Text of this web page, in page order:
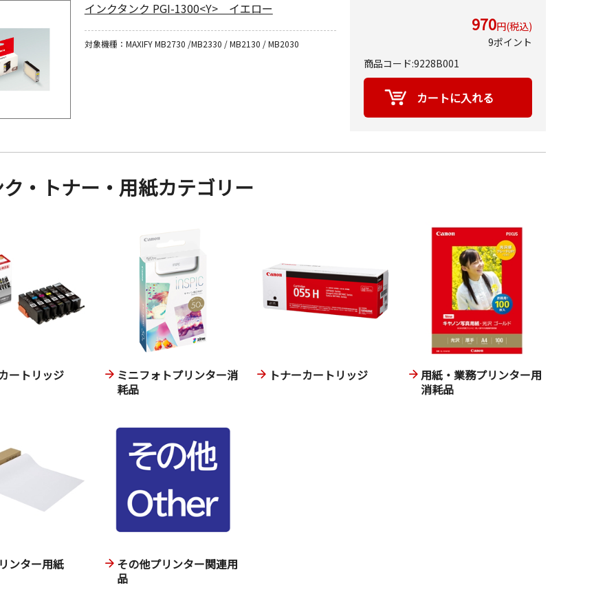
インクタンク PGI-1300<Y> イエロー
対象機種：MAXIFY MB2730 /MB2330 / MB2130 / MB2030
970円(税込)
9ポイント
商品コード:9228B001
・トナー・用紙カテゴリー
ートリッジ
ミニフォトプリンター消
耗品
トナーカートリッジ
用紙・業務プリンター用
消耗品
ンター用紙
その他プリンター関連用
品